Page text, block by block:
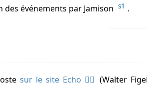
événements par Jamison s1 .
sur le site Echo
(Walter